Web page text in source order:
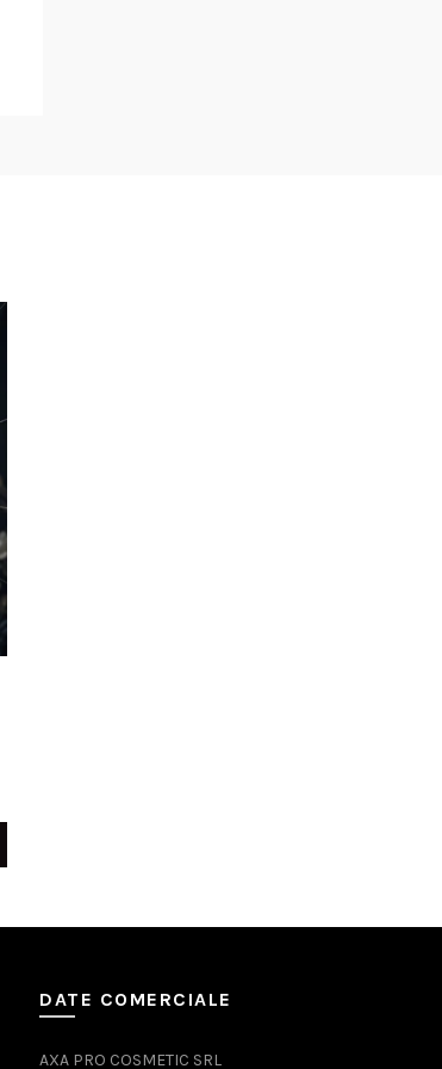
DATE COMERCIALE
AXA PRO COSMETIC SRL